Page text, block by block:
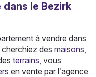
dans le Bezirk
à vendre dans
des maisons,
terrains, vous
en vente par l’agence